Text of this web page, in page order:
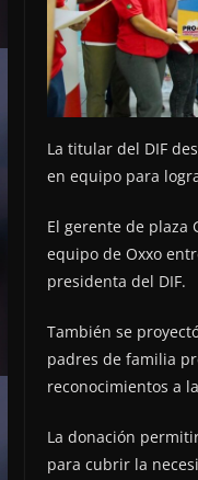
La titular del DIF
en equipo para
El gerente de plaza
equipo de Oxxo
presidenta del DIF.
También se
padres de familia
reconocimientos a
La donación
para cubrir la